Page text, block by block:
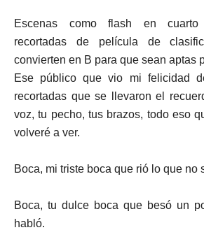
Escenas como flash en cuarto
recortadas de película de
convierten en B para que sean aptas
Ese público que vio mi felicidad
recortadas que se llevaron el
voz, tu pecho, tus brazos, todo eso
volveré a ver.
Boca, mi triste boca que rió lo que no
Boca, tu dulce boca que besó un
habló.